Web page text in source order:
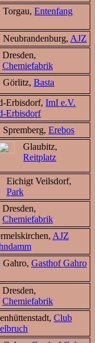
Torgau, Entenfang
Neubrandenburg, AJZ
Dresden,
Chemiefabrik
Görlitz, Basta
Erbisdorf,ImI e.V.
Erbisdorf
Spremberg, Erebos
Glaubitz,
Reitplatz
Eichigt Veilsdorf,
Park
Dresden,
Chemiefabrik
AJZ
Gahro, Gasthof Gahro
Dresden,
Chemiefabrik
Club